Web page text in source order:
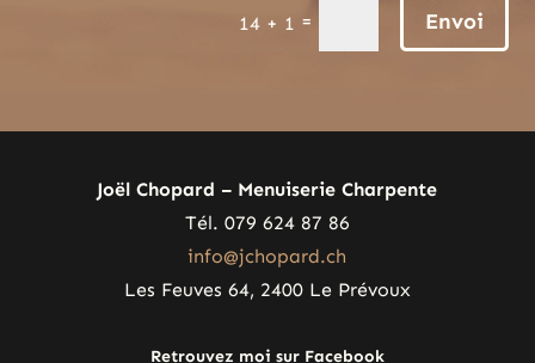
14 + 1 = Envoi
Joël Chopard – Menuiserie Charpente
Tél. 079 624 87 86
info@jchopard.ch
Les Feuves 64, 2400 Le Prévoux
Retrouvez moi sur Facebook